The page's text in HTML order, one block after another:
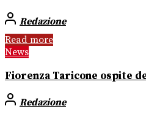
Redazione
Read more
News
Fiorenza Taricone ospite
Redazione